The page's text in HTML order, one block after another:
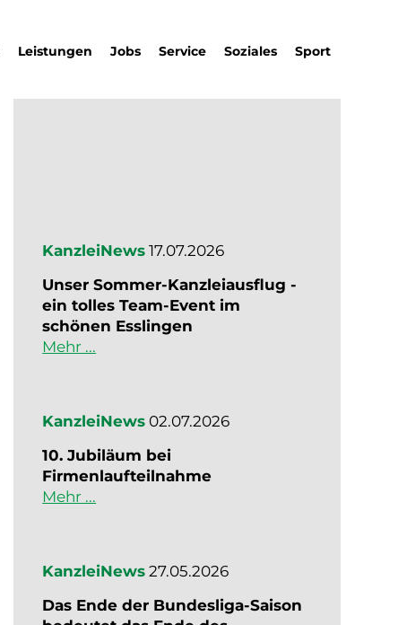
Leistungen Jobs Service Soziales Sport
KanzleiNews 17.07.2026
Unser Sommer-Kanzleiausflug -
ein tolles Team-Event im
schönen Esslingen
Mehr ...
KanzleiNews 02.07.2026
10. Jubiläum bei
Firmenlaufteilnahme
Mehr ...
KanzleiNews 27.05.2026
Das Ende der Bundesliga-Saison